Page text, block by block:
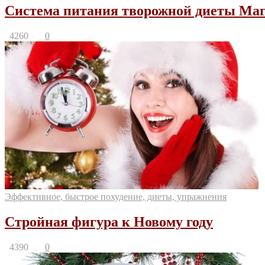
Система питания творожной диеты
4260 0
Эффективное, быстрое похудение, диеты, упражнения
Стройная фигура к Новому году
4390 0